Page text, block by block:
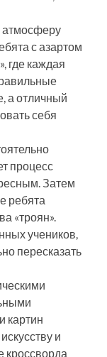
атмосферу
с азартом
где каждая
а отличный
себя
процесс
Затем
ребята
«троян».
учеников,
пересказать
картин
и
кроссворда